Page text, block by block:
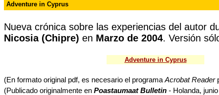
Adventure in Cyprus
Nueva crónica sobre las experiencias del autor
Nicosia (Chipre) en Marzo de 2004. Versión
Adventure in Cyprus
(En formato original pdf, es necesario el programa Acrobat Reader
(Publicado originalmente en Poastaumaat Bulletin - Holanda,